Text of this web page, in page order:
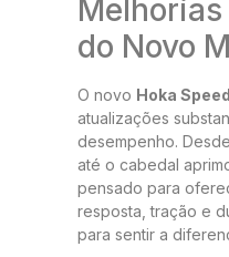
do Novo
O novo Hoka
atualizações
desempenho.
até o cabedal
pensado para
resposta, tração e
para sentir a